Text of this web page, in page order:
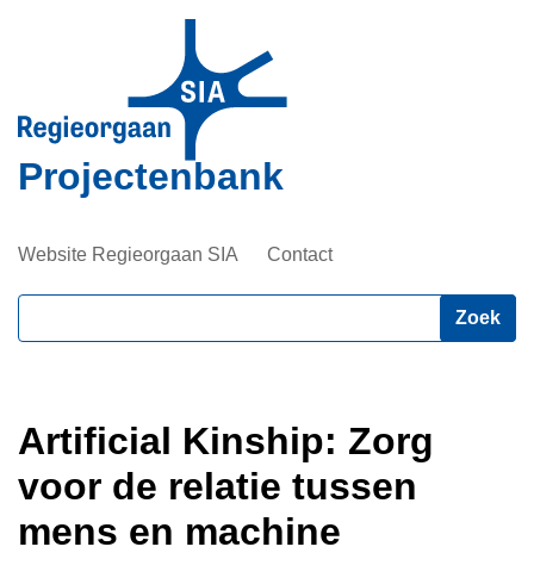
de
inhoud
gaan
Projectenbank
Website Regieorgaan SIA Contact
Artificial Kinship: Zorg
voor de relatie tussen
mens en machine